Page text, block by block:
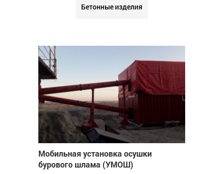
Бетонные изделия
Мобильная установка осушки
бурового шлама (УМОШ)